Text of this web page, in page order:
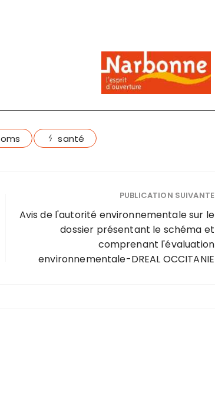
oms santé
PUBLICATION SUIVANTE
Avis de l'autorité environnementale sur le
dossier présentant le schéma et
comprenant l'évaluation
environnementale-DREAL OCCITANIE